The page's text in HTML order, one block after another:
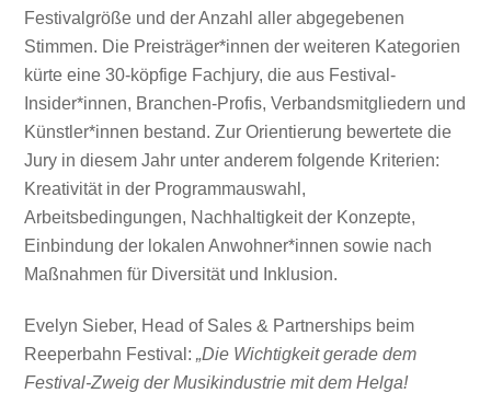
Festivalgröße und der Anzahl aller abgegebenen
Stimmen. Die Preisträger*innen der weiteren Kategorien
kürte eine 30-köpfige Fachjury, die aus Festival-
Insider*innen, Branchen-Profis, Verbandsmitgliedern und
Künstler*innen bestand. Zur Orientierung bewertete die
Jury in diesem Jahr unter anderem folgende Kriterien:
Kreativität in der Programmauswahl,
Arbeitsbedingungen, Nachhaltigkeit der Konzepte,
Einbindung der lokalen Anwohner*innen sowie nach
Maßnahmen für Diversität und Inklusion.
Evelyn Sieber, Head of Sales & Partnerships beim
Reeperbahn Festival:„Die Wichtigkeit gerade dem
Festival-Zweig der Musikindustrie mit dem Helga!